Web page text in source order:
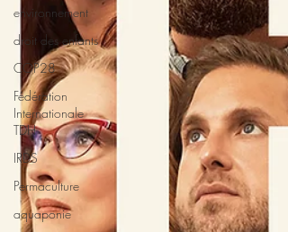
environnement
droit des enfants
COP28
Fédération
Internationale
TDH
IRDS
Permaculture
aquaponie